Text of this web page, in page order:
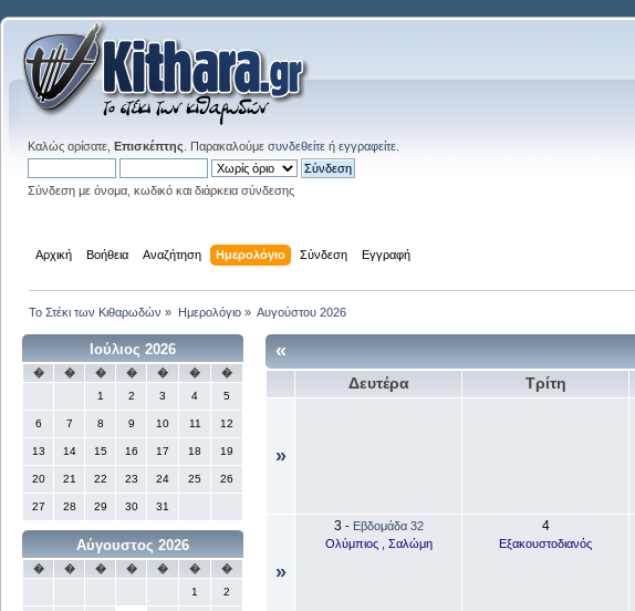
Καλώς ορίσατε, Επισκέπτης . Παρακαλούμε συνδεθείτε ή εγγραφείτε
Σύνδεση με όνομα, κωδικό και διάρκεια σύνδεσης
Αρχική Βοήθεια Αναζήτηση Ημερολόγιο Σύνδεση Εγγραφή
Το Στέκι των Κιθαρωδών » Ημερολόγιο» Αυγούστου 2026
Ιούλιος 2026
� � � � � �
�
1
2 3 4 5
6 7 8 9 10 11 12
13 14 15 16 17 18 19
20 21 22 23 24 25 26
27 28 29 30 31
Αύγουστος 2026
� � � � � �
�
1
2
«
Δευτέρα Τρίτη
»
»
3 - Εβδομάδα 32
Ολύμπιος , Σαλώμη
4
Εξακουστοδιανός